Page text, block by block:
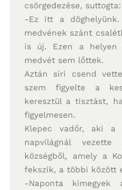
csörgedezése, suttogta:
-Ez itt a
medvének szánt
is új. Ezen a helyen
medvét sem lőttek.
Aztán síri csend
szem figyelte a
keresztül a tisztást,
figyelmesen.
Klepec vadőr, aki a
napvilágnál
községből, amely a
fekszik, a többi között
-Naponta kimegyek